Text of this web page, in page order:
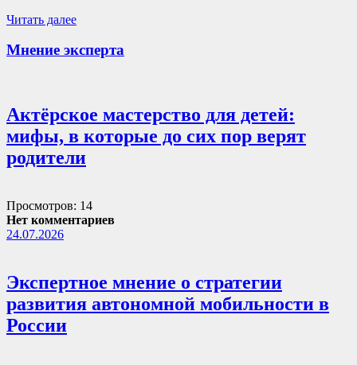
Читать далее
Мнение эксперта
Актёрское мастерство для детей:
мифы, в которые до сих пор верят
родители
Просмотров: 14
Нет комментариев
24.07.2026
Экспертное мнение о стратегии
развития автономной мобильности в
России